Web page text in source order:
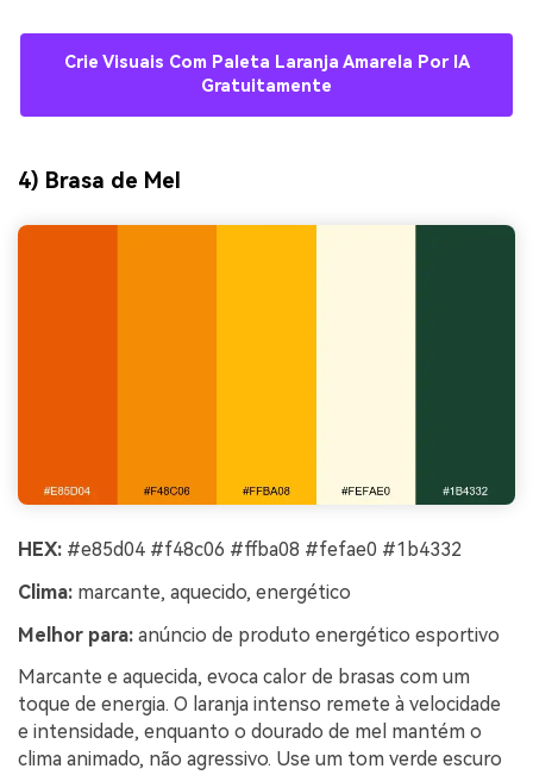
Crie Visuais Com Paleta Laranja Amarela Por IA
Gratuitamente
4) Brasa de Mel
HEX: #e85d04 #f48c06 #ffba08 #fefae0 #1b4332
Clima: marcante, aquecido, energético
Melhor para: anúncio de produto energético esportivo
Marcante e aquecida, evoca calor de brasas com um
toque de energia. O laranja intenso remete à velocidade
e intensidade, enquanto o dourado de mel mantém o
clima animado, não agressivo. Use um tom verde escuro